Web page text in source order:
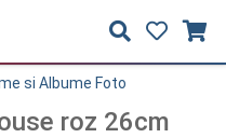
si Albume Foto
roz 26cm